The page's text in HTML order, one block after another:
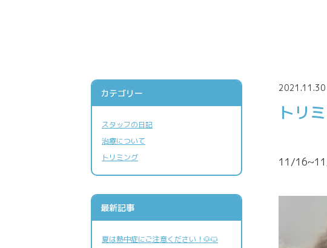
カテゴリー
スタッフの日記
治療について
トリミング
最新記事
夏は熱中症にご注意ください！🐶🐱
2021.11.30
トリ
11/